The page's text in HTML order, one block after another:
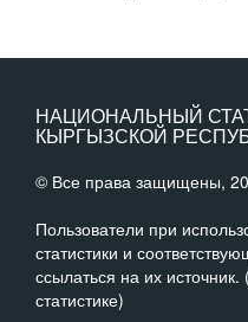
НАЦИОНАЛЬНЫЙ
КЫРГЫЗСКОЙ
© Все права защищены,
Пользователи при
статистики и
ссылаться на их
статистике)